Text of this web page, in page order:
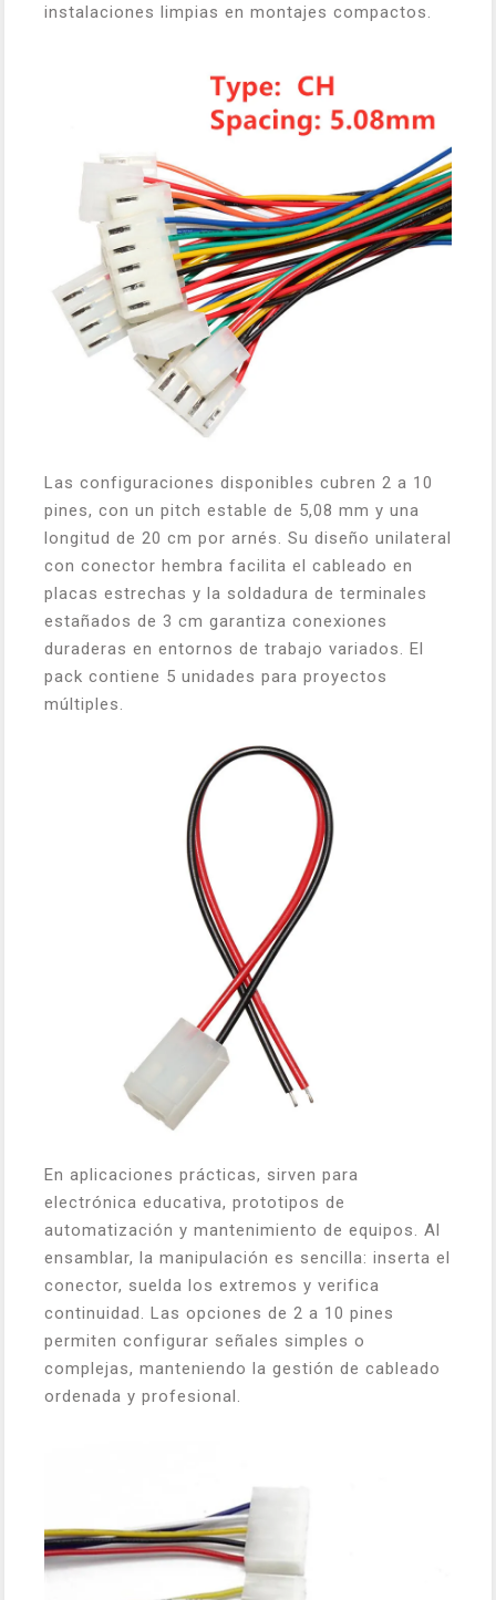
instalaciones limpias en montajes compactos.
Las configuraciones disponibles cubren 2 a 10
pines, con un pitch estable de 5,08 mm y una
longitud de 20 cm por arnés. Su diseño unilateral
con conector hembra facilita el cableado en
placas estrechas y la soldadura de terminales
estañados de 3 cm garantiza conexiones
duraderas en entornos de trabajo variados. El
pack contiene 5 unidades para proyectos
múltiples.
En aplicaciones prácticas, sirven para
electrónica educativa, prototipos de
automatización y mantenimiento de equipos. Al
ensamblar, la manipulación es sencilla: inserta el
conector, suelda los extremos y verifica
continuidad. Las opciones de 2 a 10 pines
permiten configurar señales simples o
complejas, manteniendo la gestión de cableado
ordenada y profesional.